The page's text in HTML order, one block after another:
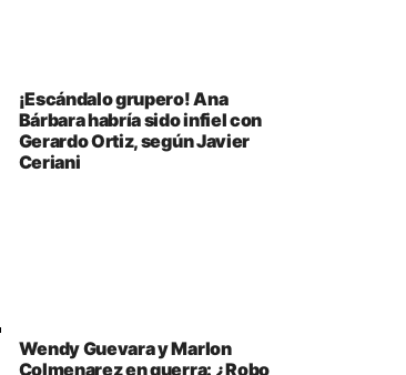
¡Escándalo grupero! Ana
Bárbara habría sido infiel con
Gerardo Ortiz, según Javier
Ceriani
Wendy Guevara y Marlon
Colmenarez en guerra: ¿Robo